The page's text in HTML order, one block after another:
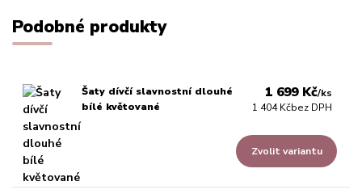
Podobné produkty
Šaty dívčí slavnostní dlouhé
bílé květované
1 699 Kč/ks
1 404 Kčbez DPH
Zvolit variantu